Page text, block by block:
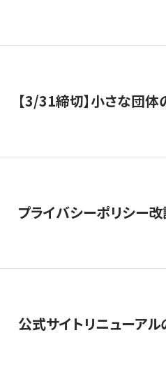
【3/31締切】小さな団
プライバシーポリシー
公式サイトリニューア